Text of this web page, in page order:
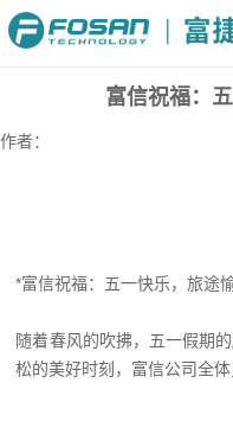
富信祝福：
作者：
*富信祝福：五一快乐，旅途
随着春风的吹拂，五一假期
松的美好时刻，富信公司全